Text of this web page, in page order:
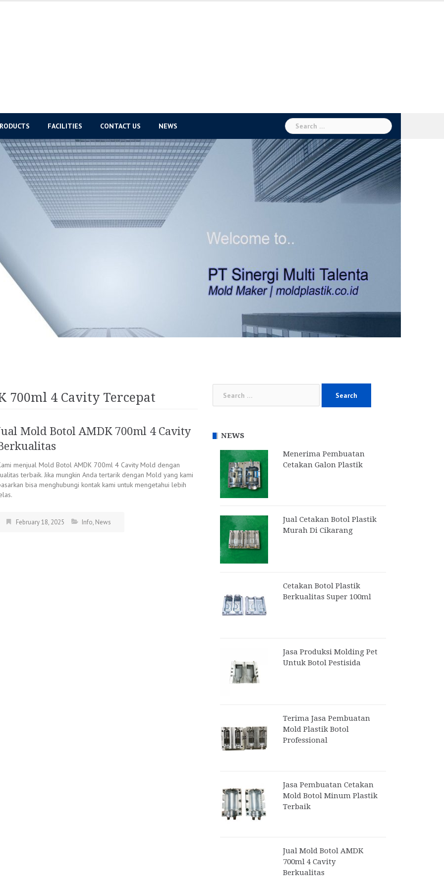
FACILITIES CONTACT US NEWS
Search
for:
700ml 4 Cavity Tercepat
Mold Botol AMDK 700ml 4 Cavity
menjual Mold Botol AMDK 700ml 4 Cavity Mold dengan
terbaik. Jika mungkin Anda tertarik dengan Mold yang kami
bisa menghubungi kontak kami untuk mengetahui lebih
February 18, 2025 Info, News
NEWS
Menerima Pembuatan
Cetakan Galon Plastik
Jual Cetakan Botol Plastik
Murah Di Cikarang
Cetakan Botol Plastik
Berkualitas Super 100ml
Jasa Produksi Molding Pet
Untuk Botol Pestisida
Terima Jasa Pembuatan
Mold Plastik Botol
Professional
Jasa Pembuatan Cetakan
Mold Botol Minum Plastik
Terbaik
Jual Mold Botol AMDK
700ml 4 Cavity
Berkualitas